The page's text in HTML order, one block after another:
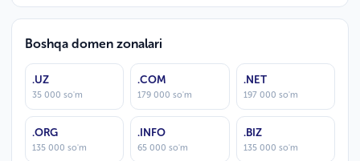
Boshqa domen zonalari
.UZ
35 000 so'm
.COM
179 000 so'm
.NET
197 000 so'm
.ORG
135 000 so'm
.INFO
65 000 so'm
.BIZ
135 000 so'm